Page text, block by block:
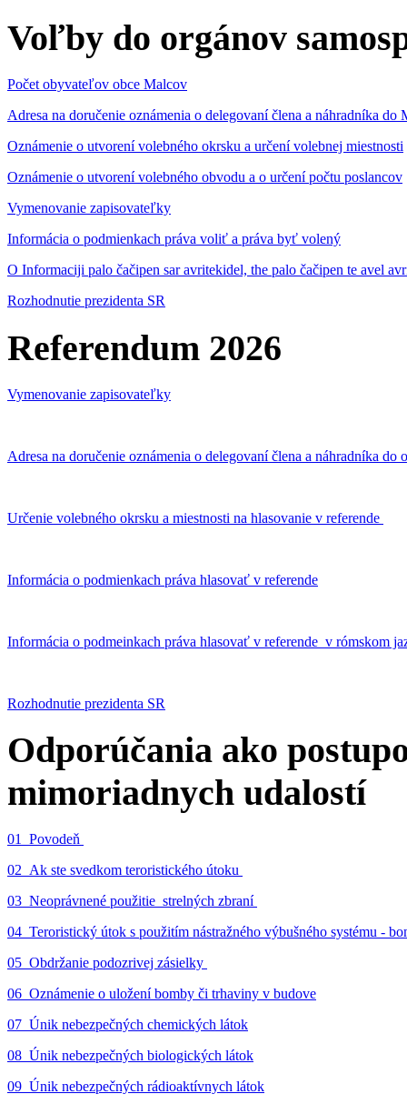
Voľby do orgánov
Počet obyvateľov obce Malcov
Adresa na doručenie oznámenia o delegovaní člena a náhradníka
Oznámenie o utvorení volebného okrsku a určení volebnej miestnosti
Oznámenie o utvorení volebného obvodu a o určení počtu poslancov
Vymenovanie zapisovateľky
Informácia o podmienkach práva voliť a práva byť volený
O Informaciji palo čačipen sar avritekidel, the palo čačipen te avel
Rozhodnutie prezidenta SR
Referendum 2026
Vymenovanie zapisovateľky
Adresa na doručenie oznámenia o delegovaní člena a náhradníka
Určenie volebného okrsku a miestnosti na hlasovanie v referende
Informácia o podmienkach práva hlasovať v referende
Informácia o podmeinkach práva hlasovať v referende v rómskom
Rozhodnutie prezidenta SR
Odporúčania ako
mimoriadnych udalostí
01_Povodeň
02_Ak ste svedkom teroristického útoku
03_Neoprávnené použitie strelných zbraní
04_Teroristický útok s použitím nástražného výbušného systému -
05_Obdržanie podozrivej zásielky
06_Oznámenie o uložení bomby či trhaviny v budove
07_Únik nebezpečných chemických látok
08_Únik nebezpečných biologických látok
09_Únik nebezpečných rádioaktívnych látok